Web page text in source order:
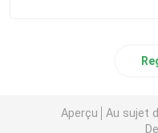
Aperçu Au sujet